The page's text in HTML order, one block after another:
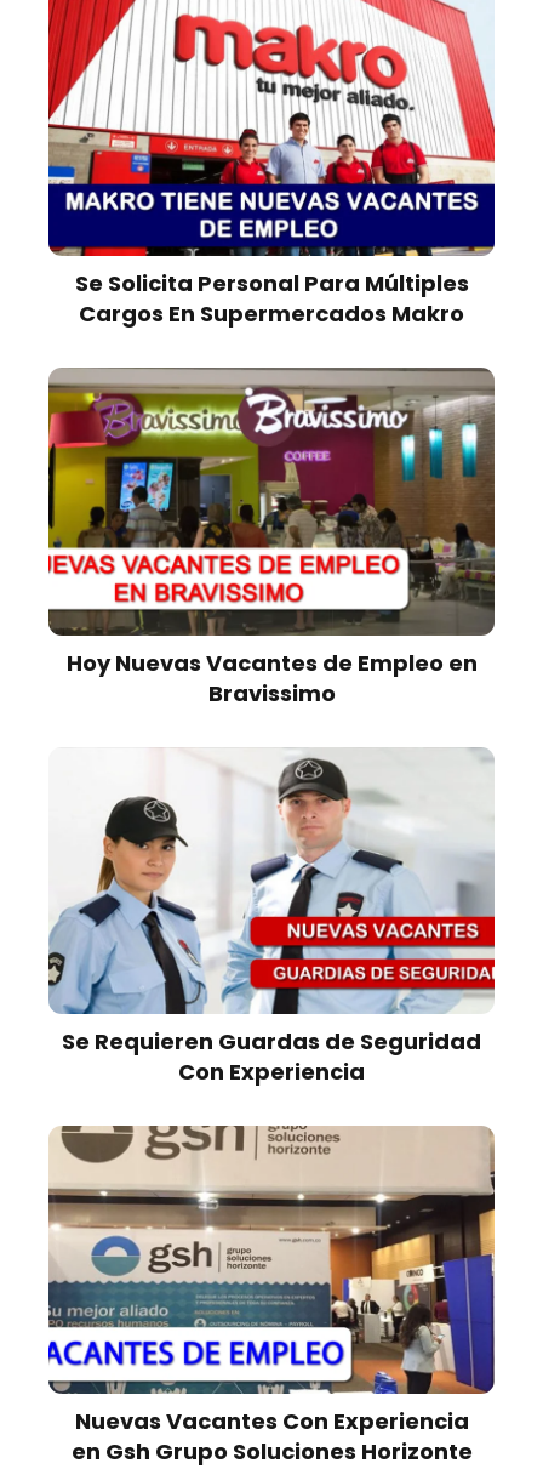
Se Solicita Personal Para Múltiples
Cargos En Supermercados Makro
Hoy Nuevas Vacantes de Empleo en
Bravissimo
Se Requieren Guardas de Seguridad
Con Experiencia
Nuevas Vacantes Con Experiencia
en Gsh Grupo Soluciones Horizonte